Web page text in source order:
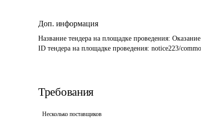
Доп. информация
Название тендера на площадке проведения:
ID тендера на площадке проведения: notice223/
Требования
Несколько поставщиков